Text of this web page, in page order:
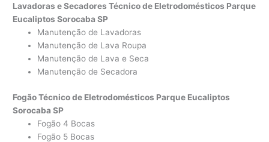
Lavadoras e Secadores Técnico de Eletrodomésticos Parque
Eucaliptos Sorocaba SP
Manutenção de Lavadoras
Manutenção de Lava Roupa
Manutenção de Lava e Seca
Manutenção de Secadora
Fogão Técnico de Eletrodomésticos Parque Eucaliptos
Sorocaba SP
Fogão 4 Bocas
Fogão 5 Bocas